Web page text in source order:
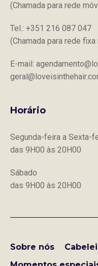
(Chamada para rede
Tel.: +351 216 087 047
(Chamada para rede fixa
E-mail:
Horário
Segunda-feira a Sexta-
das 9H00 às 20H00
Sábado
das 9H00 às 20H00
Sobre nós